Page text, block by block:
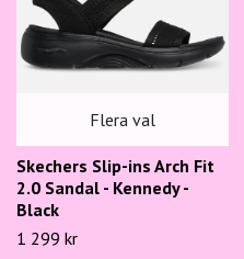
Flera val
Skechers Slip-ins Arch Fit
2.0 Sandal - Kennedy -
Black
1 299 kr